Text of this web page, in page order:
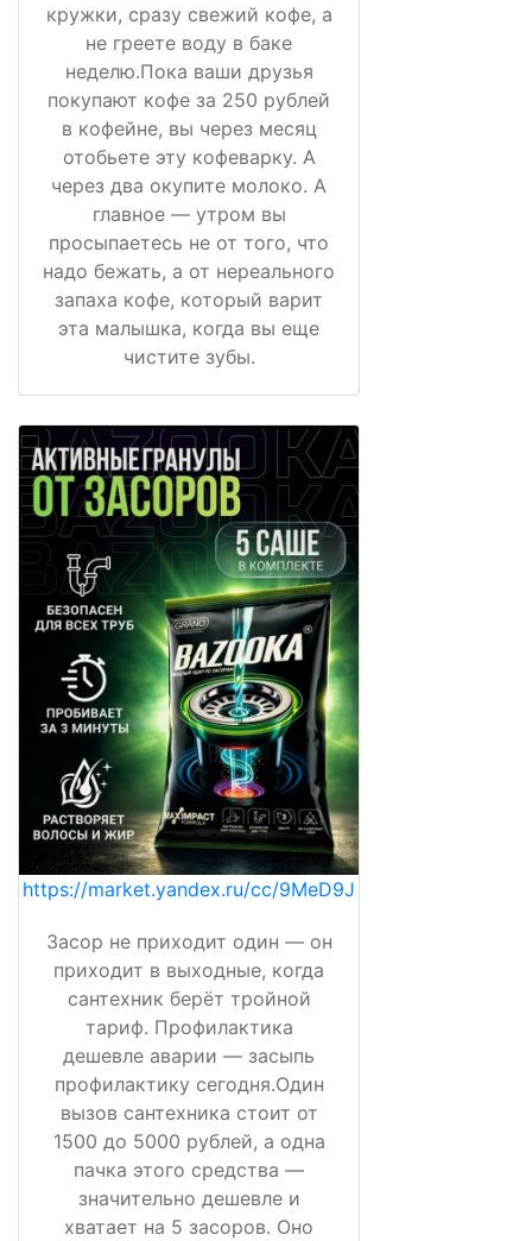
кружки, сразу свежий кофе, а
не греете воду в баке
неделю.Пока ваши друзья
покупают кофе за 250 рублей
в кофейне, вы через месяц
отобьете эту кофеварку. А
через два окупите молоко. А
главное — утром вы
просыпаетесь не от того, что
надо бежать, а от нереального
запаха кофе, который варит
эта малышка, когда вы еще
чистите зубы.
https://market.yandex.ru/cc/9MeD9J
Засор не приходит один — он
приходит в выходные, когда
сантехник берёт тройной
тариф. Профилактика
дешевле аварии — засыпь
профилактику сегодня.Один
вызов сантехника стоит от
1500 до 5000 рублей, а одна
пачка этого средства —
значительно дешевле и
хватает на 5 засоров. Оно